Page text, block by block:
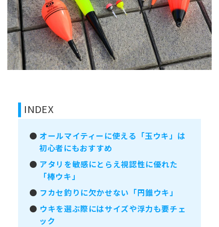
INDEX
●オールマイティーに使える「玉ウキ」は
初心者にもおすすめ
● アタリを敏感にとらえ視認性に優れた
「棒ウキ」
● フカセ釣りに欠かせない「円錐ウキ」
● ウキを選ぶ際にはサイズや浮力も要チェ
ック